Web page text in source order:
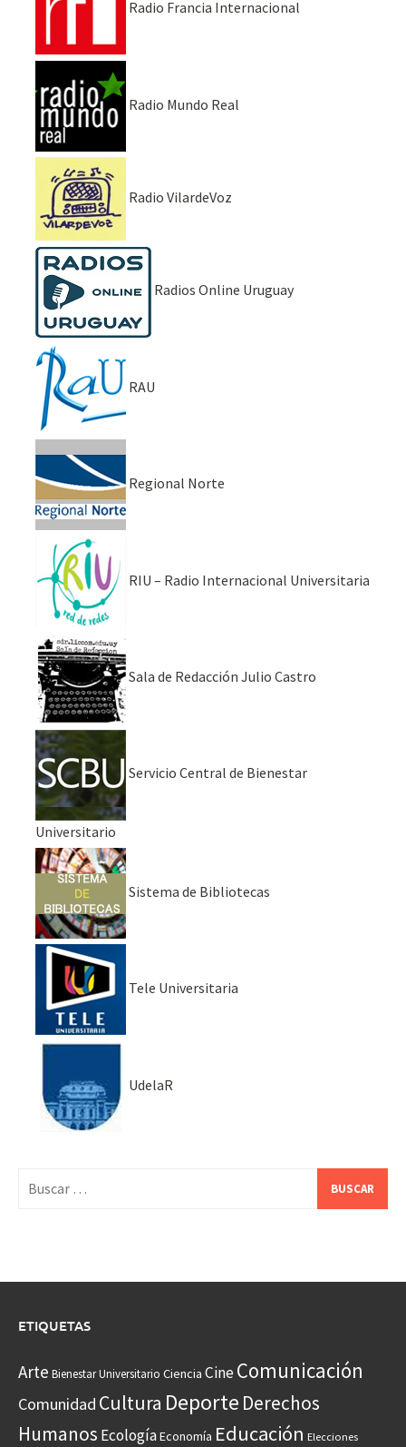
Radio Francia Internacional
Radio Mundo Real
Radio VilardeVoz
Radios Online Uruguay
RAU
Regional Norte
RIU – Radio Internacional Universitaria
Sala de Redacción Julio Castro
Servicio Central de Bienestar
Universitario
Sistema de Bibliotecas
Tele Universitaria
UdelaR
ETIQUETAS
Arte Bienestar Universitario Ciencia CineComunicación
Comunidad Cultura Deporte Derechos
Humanos EcologíaEconomía Educación Elecciones